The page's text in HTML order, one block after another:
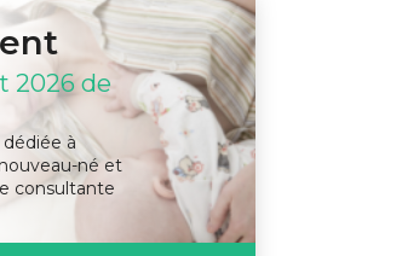
2026 de
à
né et
consultante